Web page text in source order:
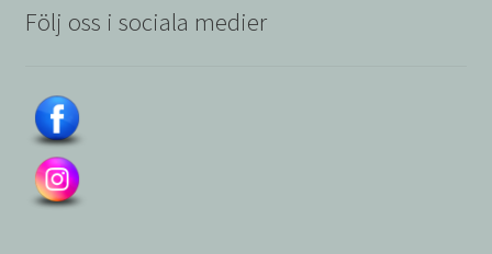
Följ oss i sociala medier